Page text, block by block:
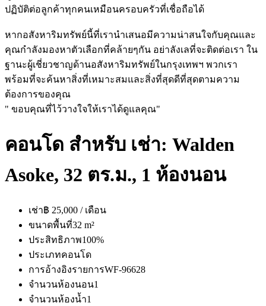
ปฏิบัติต่อลูกค้าทุกคนเหมือนครอบครัวที่เชื่อถือได้
หากอสังหาริมทรัพย์นี้ที่เรานำเสนอมีความน่าสนใจกับคุณและ
คุณกำลังมองหาตัวเลือกที่คล้ายๆกัน อย่าลังเลที่จะติดต่อเรา ใน
ฐานะผู้เชี่ยวชาญด้านอสังหาริมทรัพย์ในกรุงเทพฯ พวกเรา
พร้อมที่จะค้นหาสิ่งที่เหมาะสมและสิ่งที่สุดดีที่สุดตามความ
ต้องการของคุณ
" ขอบคุณที่ไว้วางใจให้เราได้ดูแลคุณ"
คอนโด สำหรับ เช่า: Walden
Asoke, 32 ตร.ม., 1 ห้องนอน
เช่า฿ 25,000 / เดือน
ขนาดพื้นที่32 m²
ประสิทธิภาพ100%
ประเภทคอนโด
การอ้างอิงรายการWF-96628
จำนวนห้องนอน1
จำนวนห้องน้ำ1